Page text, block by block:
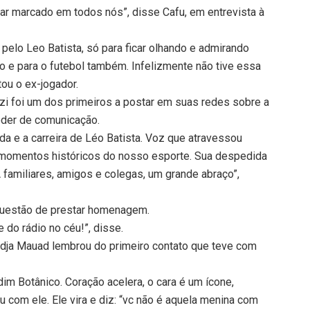
marcado em todos nós”, disse Cafu, em entrevista à
Leo Batista, só para ficar olhando e admirando
e para o futebol também. Infelizmente não tive essa
o ex-jogador.
foi um dos primeiros a postar em suas redes sobre a
de comunicação.
e a carreira de Léo Batista. Voz que atravessou
históricos do nosso esporte. Sua despedida
amigos e colegas, um grande abraço”,
de prestar homenagem.
do rádio no céu!”, disse.
Mauad lembrou do primeiro contato que teve com
Botânico. Coração acelera, o cara é um ícone,
ele. Ele vira e diz: “vc não é aquela menina com